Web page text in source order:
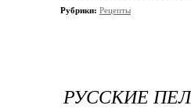
Рубрики: Рецепты
РУССКИЕ